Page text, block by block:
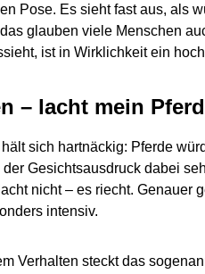
Pose. Es sieht fast aus, als
glauben viele Menschen
ist in Wirklichkeit ein
– lacht mein
hält sich hartnäckig: Pferde
Gesichtsausdruck dabei
nicht – es riecht. Genauer
intensiv.
Verhalten steckt das